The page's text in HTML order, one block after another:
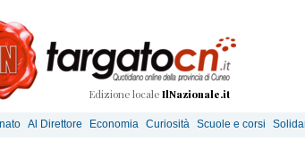
Edizione locale IlNazionale.it
Al Direttore Economia Curiosità Scuole e corsi